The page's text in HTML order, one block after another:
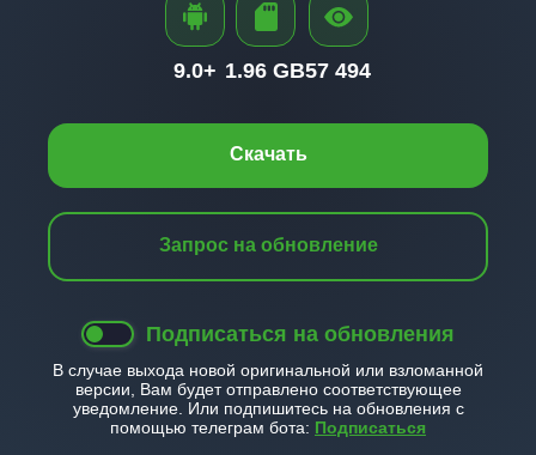
Скачать
Запрос на обновление
Подписаться на обновления
В случае выхода новой оригинальной или взломанной
версии, Вам будет отправлено соответствующее
уведомление. Или подпишитесь на обновления с
помощью телеграм бота: Подписаться
9.0+ 1.96 GB57 494